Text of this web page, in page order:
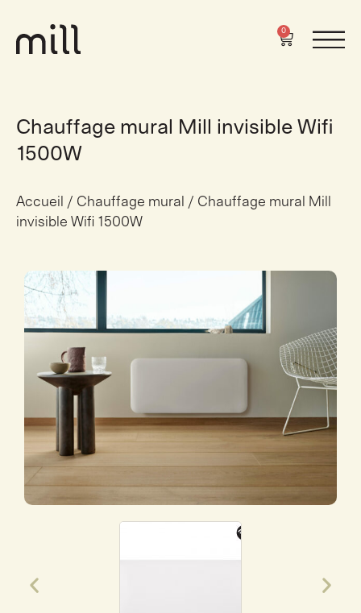
0
Chauffage mural Mill invisible Wifi
1500W
Accueil / Chauffage mural
/ Chauffage mural Mill
invisible Wifi 1500W